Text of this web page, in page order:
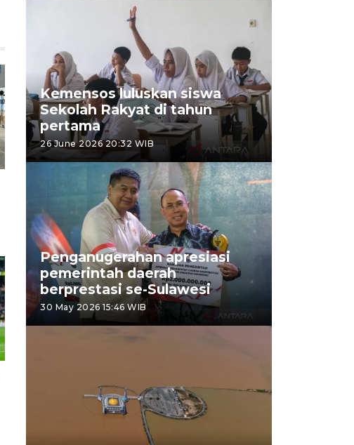
Kemensos luluskan siswa
Sekolah Rakyat di tahun
pertama
26 June 2026 20:32 WIB
Penganugerahan apresiasi
pemerintah daerah
berprestasi se-Sulawesi
30 May 2026 15:46 WIB